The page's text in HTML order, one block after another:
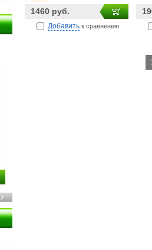
1460 руб.
Добавить к сравнению